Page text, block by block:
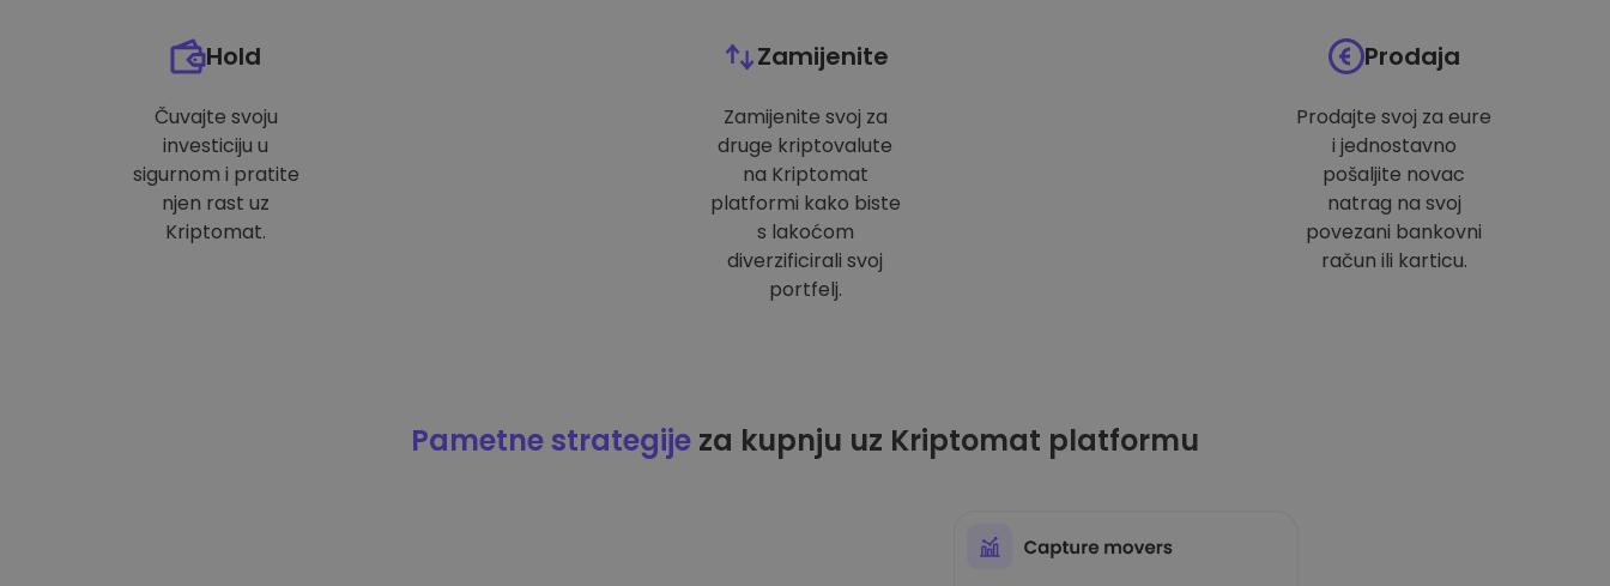
Hold
Čuvajte svoju
investiciju u
sigurnom i pratite
njen rast uz
Kriptomat.
Zamijenite
Zamijenite svoj za
druge kriptovalute
na Kriptomat
platformi kako biste
s lakoćom
diverzificirali svoj
portfelj.
Prodaja
Prodajte svoj za eure
i jednostavno
pošaljite novac
natrag na svoj
povezani bankovni
račun ili karticu.
Pametne strategije za kupnju uz Kriptomat platformu